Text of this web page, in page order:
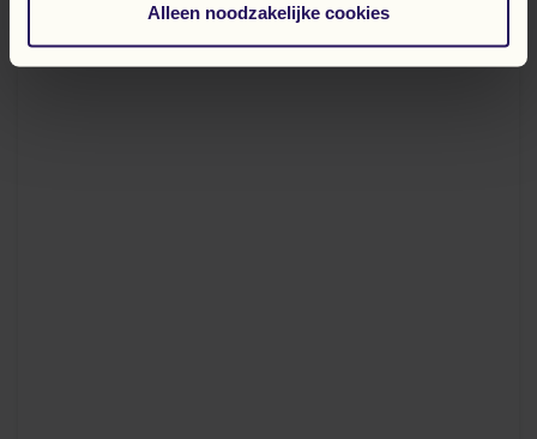
Alleen noodzakelijke cookies